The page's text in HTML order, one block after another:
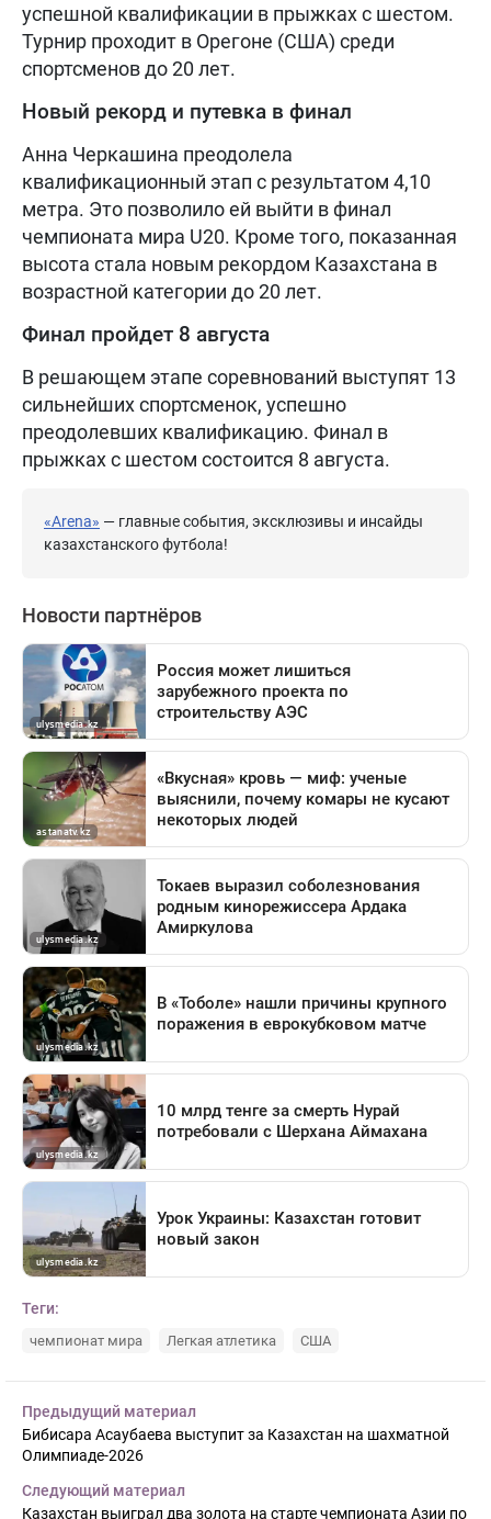
успешной квалификации в прыжках с шестом.
Турнир проходит в Орегоне (США) среди
спортсменов до 20 лет.
Новый рекорд и путевка в финал
Анна Черкашина преодолела
квалификационный этап с результатом 4,10
метра. Это позволило ей выйти в финал
чемпионата мира U20. Кроме того, показанная
высота стала новым рекордом Казахстана в
возрастной категории до 20 лет.
Финал пройдет 8 августа
В решающем этапе соревнований выступят 13
сильнейших спортсменок, успешно
преодолевших квалификацию. Финал в
прыжках с шестом состоится 8 августа.
«Arena» — главные события, эксклюзивы и инсайды
казахстанского футбола!
Теги:
чемпионат мира Легкая атлетика США
Предыдущий материал
Бибисара Асаубаева выступит за Казахстан на шахматной
Олимпиаде-2026
Следующий материал
Казахстан выиграл два золота на старте чемпионата Азии по